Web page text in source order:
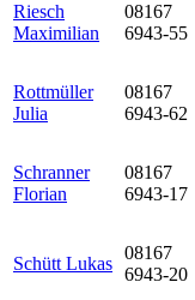
Riesch
Maximilian
08167
6943-55
Rottmüller
Julia
08167
6943-62
Schranner
Florian
08167
6943-17
Schütt Lukas
08167
6943-20